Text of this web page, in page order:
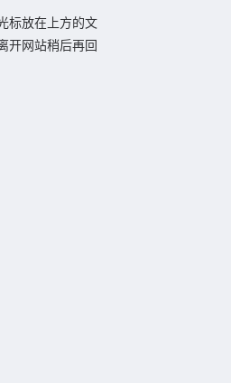
标放在上方的文
开网站稍后再回